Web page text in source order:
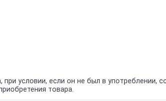
условии, если он не был в употреблении,
товара.